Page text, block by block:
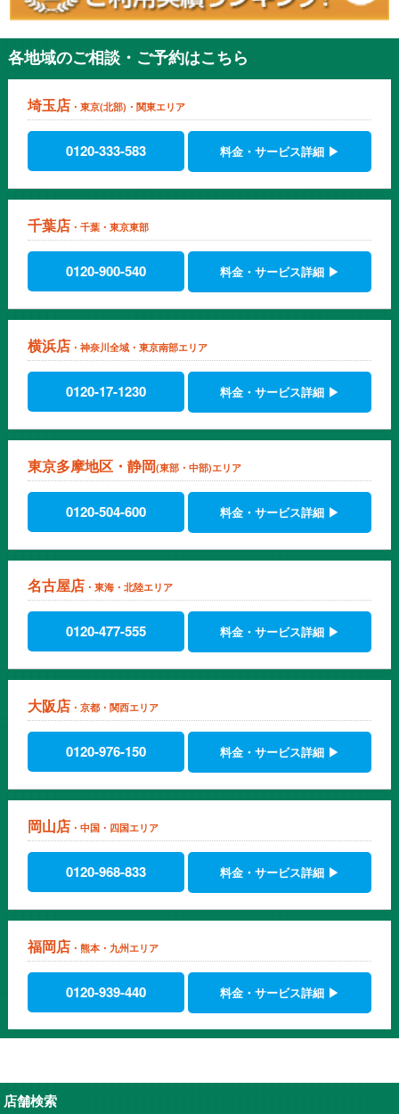
て、請求書の発行や支払いも一括で対応してくれて、こちらも助か
っています。
毎年、夏休みだけ利用しています。
普段は便利なところなので車を所有していません。ですが、こども
の夏休み期間だけは毎年マンスリーレンタカーを利用させて頂いて
います。今まではこどもが小さかったので、コンパクトカーを利用
していましたが、こどもも大きくなったので今年はミニバンを借り
ました。毎日の塾のお迎えからお盆休みの家族旅行まで夏休みをレ
ンタカーで満喫出来ました。来年もよろしくお願いします。
いつも使っていた大手の他社さんから乗り換えました。
した。そこで目を付けたのが、レンタカーの利用料金でした。今ま
では、会社の近くにあるとの理由から、ディーラー系の大手のレン
タカー会社さんを必要な時に自由に使っていました。月々の支払い
を合計するとビックリするような料金になっていました。もしかし
て・・・と思い、ネットで検索したら、格安 マンスリーレンタカ
ーを発見し直ぐに問合せしました。担当者さんが、シュミレーショ
ンをしてくて、直ぐに乗り換えました。
全国で利用しています。
当社は全国に支店がある上場企業です。本社は東京ですが、関東に
も横浜・埼玉にも営業所があり、支店も仙台・名古屋・大阪・岡
山・広島・福岡にあります。今までは、それぞれの支店で任せてい
ましたが、賃貸自動車さんが、全国で対応してくれることを知り、
全てお任せすることにしました。車両のタイプの豊富なので、必要
なと時に必要な車が使えるのも大きなメリットです。また、事故や
繁忙期に合わせて使える
弊社の繁忙期は流動的で、お客様の需要に左右されます。そのた
め、車が必要な時期や台数が異なります。格安マンスリーレンタカ
ーを使うようになってから、繁忙期に合わせて必要な車種を必要な
減にも繋がりました。
急な転勤で車が必要になったので
急な転勤で車が必要になったので仕事の都合で地方に数ヶ月の転勤
となりました。移動手段に車が必要になりましたが、数ヶ月の期間
で車を購入するのももったいない、かといって普通にレンタカーだ
と高すぎる・・・。そんな時に格安マンスリーレンタカーの存在を
知りました。月々の利用料も安く、サポートも充実していて非常に
助かりました。
一時的な帰省のため
現在海外に住んでおりますが、一時的に日本へ帰国することになり
ました。空港でレンタカーを借りようと思いましたが、少し長めの
滞在となる予定だったため、悩んでおりました。格安マンスリーレ
ンタカーは空港へも届けていただけた上、利用料も普通のレンタカ
ーと比べて安いため、とても助かりました。
会社を設立したばかりのため、ローンもリースも審査が通らない。
会社で車が必要なのに困っておりましたが、賃貸自動車は簡単な審
査で利用できました。これから仕事が増え、車の台数を増やす必要
がある時期などは、格安マンスリーレンタカーの検討もしたいと思
っています。
各地域のご相談・ご予約はこちら
埼玉店 ・東京(北部)・関東エリア
0120-333-583 料金・サービス詳細 ▶
千葉店 ・千葉・東京東部
0120-900-540 料金・サービス詳細 ▶
横浜店 ・神奈川全域・東京南部エリア
0120-17-1230 料金・サービス詳細 ▶
東京多摩地区・静岡(東部・中部)エリア
0120-504-600 料金・サービス詳細 ▶
名古屋店 ・東海・北陸エリア
0120-477-555 料金・サービス詳細 ▶
大阪店 ・京都・関西エリア
0120-976-150 料金・サービス詳細 ▶
岡山店 ・中国・四国エリア
0120-968-833 料金・サービス詳細 ▶
福岡店 ・熊本・九州エリア
0120-939-440 料金・サービス詳細 ▶
店舗検索